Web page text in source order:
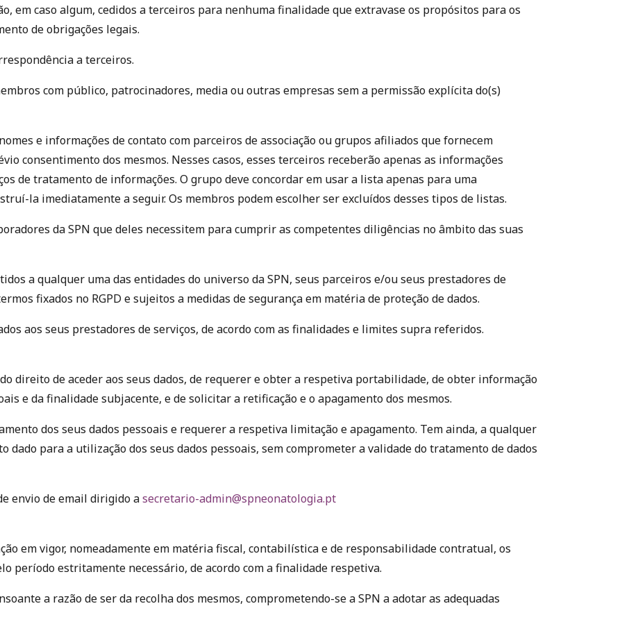
em caso algum, cedidos a terceiros para nenhuma finalidade que extravase os propósitos para os
de obrigações legais.
a terceiros.
com público, patrocinadores, media ou outras empresas sem a permissão explícita do(s)
e informações de contato com parceiros de associação ou grupos afiliados que fornecem
consentimento dos mesmos. Nesses casos, esses terceiros receberão apenas as informações
de tratamento de informações. O grupo deve concordar em usar a lista apenas para uma
la imediatamente a seguir. Os membros podem escolher ser excluídos desses tipos de listas.
da SPN que deles necessitem para cumprir as competentes diligências no âmbito das suas
a qualquer uma das entidades do universo da SPN, seus parceiros e/ou seus prestadores de
fixados no RGPD e sujeitos a medidas de segurança em matéria de proteção de dados.
aos seus prestadores de serviços, de acordo com as finalidades e limites supra referidos.
direito de aceder aos seus dados, de requerer e obter a respetiva portabilidade, de obter informação
e da finalidade subjacente, e de solicitar a retificação e o apagamento dos mesmos.
dos seus dados pessoais e requerer a respetiva limitação e apagamento. Tem ainda, a qualquer
para a utilização dos seus dados pessoais, sem comprometer a validade do tratamento de dados
envio de email dirigido asecretario-admin@spneonatologia.pt
em vigor, nomeadamente em matéria fiscal, contabilística e de responsabilidade contratual, os
período estritamente necessário, de acordo com a finalidade respetiva.
a razão de ser da recolha dos mesmos, comprometendo-se a SPN a adotar as adequadas